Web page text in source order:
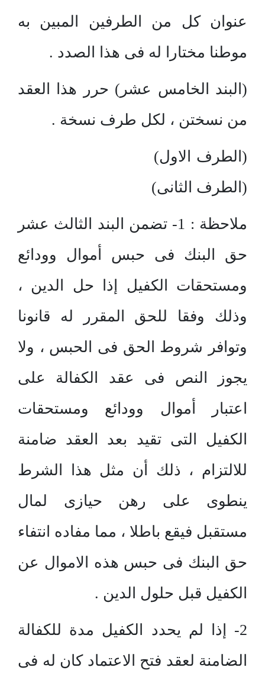
عنوان كل من الطرفين المبين به
موطنا مختارا له فى هذا الصدد .
(البند الخامس عشر) حرر هذا العقد
من نسختن ، لكل طرف نسخة .
(الطرف الاول)
(الطرف الثانى)
ملاحظة : 1- تضمن البند الثالث عشر
حق البنك فى حبس أموال وودائع
ومستحقات الكفيل إذا حل الدين ،
وذلك وفقا للحق المقرر له قانونا
وتوافر شروط الحق فى الحبس ، ولا
يجوز النص فى عقد الكفالة على
اعتبار أموال وودائع ومستحقات
الكفيل التى تقيد بعد العقد ضامنة
للالتزام ، ذلك أن مثل هذا الشرط
ينطوى على رهن حيازى لمال
مستقبل فيقع باطلا ، مما مفاده انتفاء
حق البنك فى حبس هذه الاموال عن
الكفيل قبل حلول الدين .
2- إذا لم يحدد الكفيل مدة للكفالة
الضامنة لعقد فتح الاعتماد كان له فى